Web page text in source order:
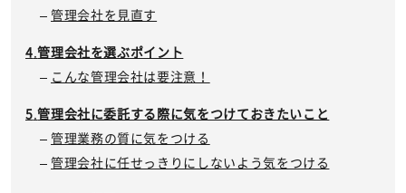
管理会社を見直す
管理会社を選ぶポイント
こんな管理会社は要注意！
管理会社に委託する際に気をつけておきたいこと
管理業務の質に気をつける
管理会社に任せっきりにしないよう気をつける